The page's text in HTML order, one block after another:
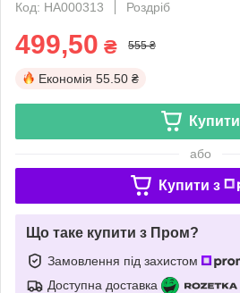
Код: НА000313
Роздріб
499,50 ₴ 555 ₴
Економія 55.50 ₴
Купити
або
Купити з
Що таке купити з Пром?
Замовлення під захистом
Доступна доставка